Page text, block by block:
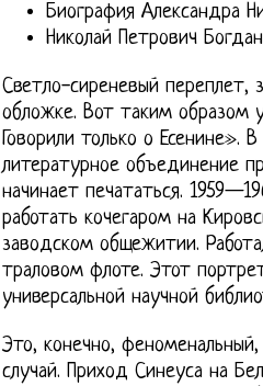
Биография Александра
Николай Петрович
Светло-сиреневый переплет,
обложке. Вот таким образом
Говорили только о Есенине».
литературное объединение
начинает печататься.
работать кочегаром на
заводском общежитии.
траловом флоте. Этот
универсальной научной
Это, конечно,
случай. Приход Синеуса на